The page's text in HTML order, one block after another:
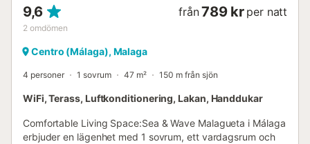
9,6
2 omdömen
från 789 kr per natt
Centro (Málaga), Malaga
4 personer 1 sovrum 47 m² 150 m från sjön
WiFi, Terass, Luftkonditionering, Lakan, Handdukar
Comfortable Living Space:Sea & Wave Malagueta i Málaga
erbjuder en lägenhet med 1 sovrum, ett vardagsrum och